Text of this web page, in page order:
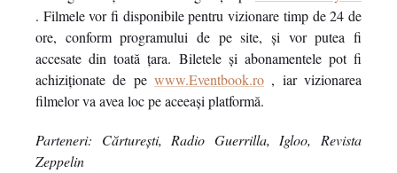
. Filmele vor fi disponibile pentru vizionare timp de 24 de
ore, conform programului de pe site, și vor putea fi
accesate din toată țara. Biletele și abonamentele pot fi
achiziționate de pe www.Eventbook.ro , iar vizionarea
filmelor va avea loc pe aceeași platformă.
Parteneri: Cărturești, Radio Guerrilla, Igloo, Revista
Zeppelin